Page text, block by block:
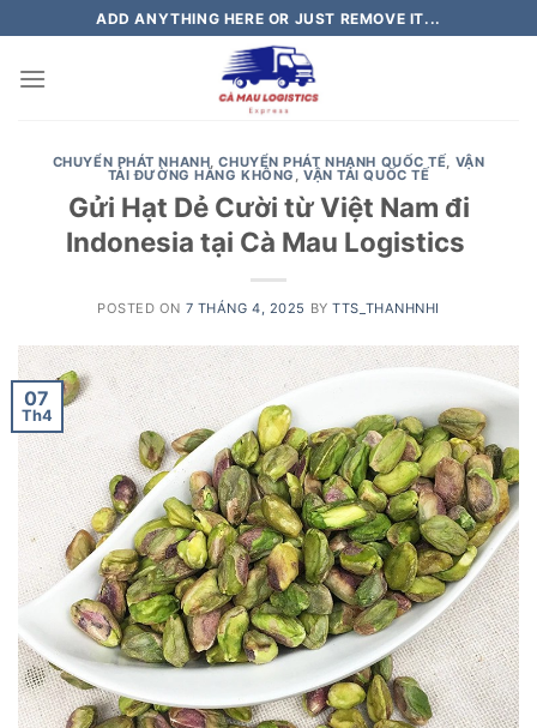
to
content
ADD ANYTHING HERE OR JUST REMOVE IT...
CHUYỂN PHÁT NHANH,CHUYỂN PHÁT NHANH QUỐC TẾ, VẬN
TẢI ĐƯỜNG HÀNG KHÔNG , VẬN TẢI QUỐC TẾ
Gửi Hạt Dẻ Cười từ Việt Nam đi
Indonesia tại Cà Mau Logistics
POSTED ON 7 THÁNG 4, 2025 BYTTS_THANHNHI
07
Th4